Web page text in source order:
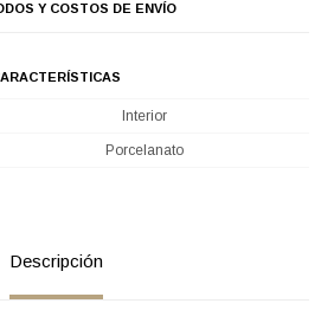
Y COSTOS DE ENVÍO
Interior
Porcelanato
Descripción